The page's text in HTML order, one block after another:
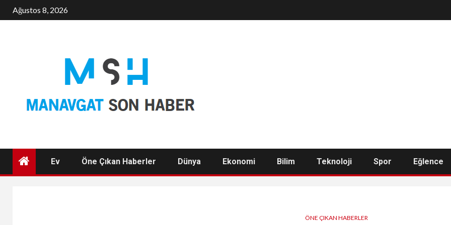
Ağustos 8, 2026
Ev Öne Çıkan Haberler Dünya Ekonomi Bilim Teknoloji Spor Eğlence
ÖNE ÇIKAN HABERLER